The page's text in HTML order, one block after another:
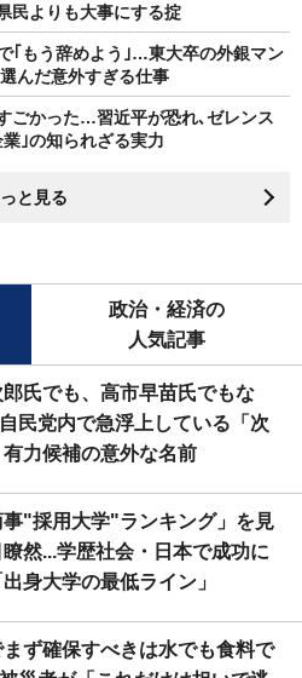
民よりも大事にする掟
｢もう辞めよう｣…東大卒の外銀マン
んだ意外すぎる仕事
ごかった…習近平が恐れ､ゼレンス
｣の知られざる実力
と見る
政治・経済の
人気記事
氏でも、高市早苗氏でもな
民党内で急浮上している「次
力候補の意外な名前
事"採用大学"ランキング」を見
然...学歴社会・日本で成功に
身大学の最低ライン」
ず確保すべきは水でも食料で